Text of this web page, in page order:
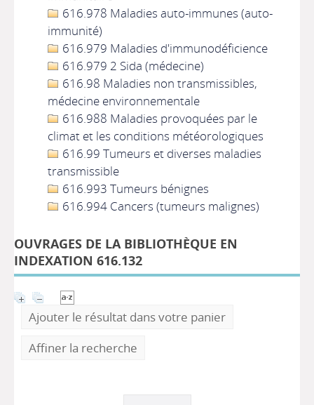
616.978 Maladies auto-immunes (auto-
immunité)
616.979 Maladies d'immunodéficience
616.979 2 Sida (médecine)
616.98 Maladies non transmissibles,
médecine environnementale
616.988 Maladies provoquées par le
climat et les conditions météorologiques
616.99 Tumeurs et diverses maladies
transmissible
616.993 Tumeurs bénignes
616.994 Cancers (tumeurs malignes)
OUVRAGES DE LA BIBLIOTHÈQUE EN
INDEXATION 616.132
Ajouter le résultat dans votre panier
Affiner la recherche